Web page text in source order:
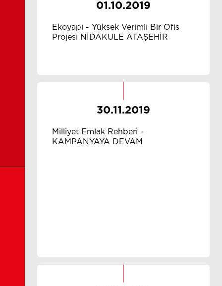
01.10.2019
Ekoyapı - Yüksek Verimli Bir Ofis
Projesi NİDAKULE ATAŞEHİR
30.11.2019
Milliyet Emlak Rehberi -
KAMPANYAYA DEVAM